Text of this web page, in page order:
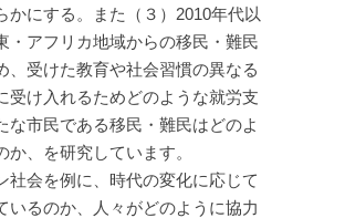
かにする。また（３）2010年代以
・アフリカ地域からの移民・難民
、受けた教育や社会習慣の異なる
受け入れるためどのような就労支
な市民である移民・難民はどのよ
、を研究しています。
社会を例に、時代の変化に応じて
いるのか、人々がどのように協力